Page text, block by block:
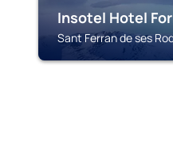
Insotel Hotel
Sant Ferran de ses